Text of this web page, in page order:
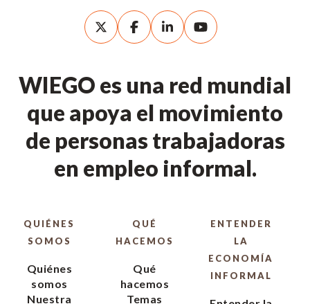
WIEGO es una red mundial
que apoya el movimiento
de personas trabajadoras
en empleo informal.
QUIÉNES
SOMOS
Quiénes
somos
Nuestra
QUÉ
HACEMOS
Qué
hacemos
Temas
ENTENDER
LA
ECONOMÍA
INFORMAL